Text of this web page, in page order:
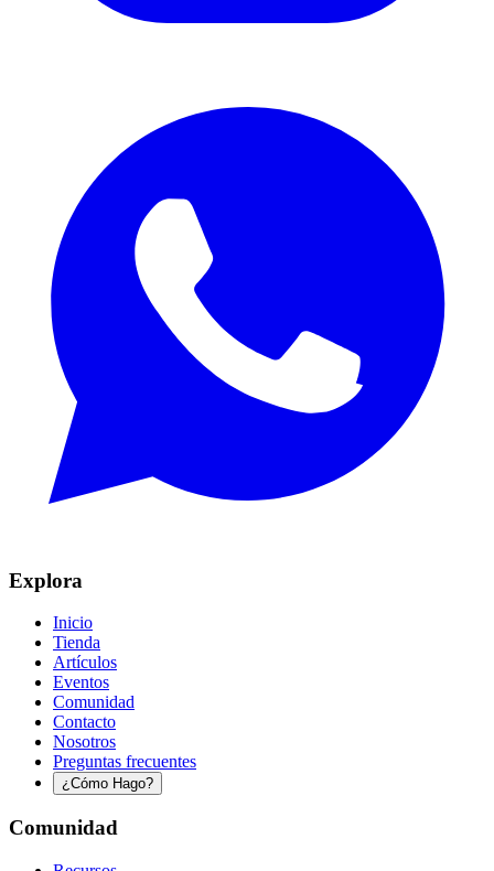
Explora
Inicio
Tienda
Artículos
Eventos
Comunidad
Contacto
Nosotros
Preguntas frecuentes
¿Cómo Hago?
Comunidad